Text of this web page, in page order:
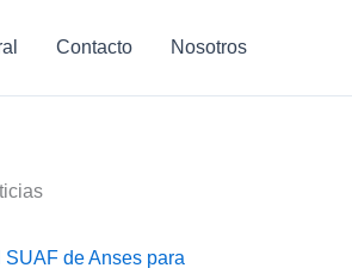
Contacto Nosotros
SUAF de Anses para